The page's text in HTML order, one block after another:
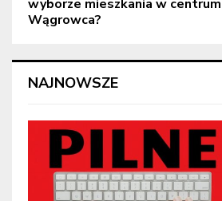
wyborze mieszkania w centrum
Wągrowca?
NAJNOWSZE